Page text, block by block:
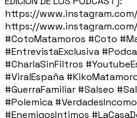
https://
https://
#CotoMatamoros #Coto
#EntrevistaExclusiva
#CharlaSinFiltros
#ViralEspaña
#GuerraFamiliar #Salseo
#Polemica
#EnemigosIntimos